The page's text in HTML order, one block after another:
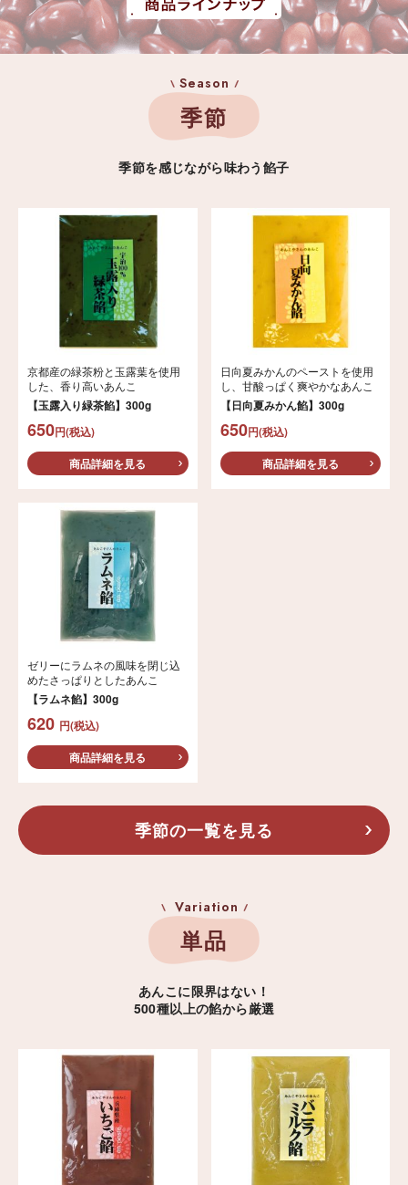
Season
季節
季節を感じながら味わう餡子
【玉露入り緑茶餡】300g
京都産の緑茶粉と玉露葉を使用
した、香り高いあんこ
650円(税込)
商品詳細を見る
【日向夏みかん餡】300g
日向夏みかんのペーストを使用
し、甘酸っぱく爽やかなあんこ
650円(税込)
商品詳細を見る
【ラムネ餡】300g
ゼリーにラムネの風味を閉じ込
めたさっぱりとしたあんこ
620 円(税込)
商品詳細を見る
季節の一覧を見る
Variation
単品
あんこに限界はない！
500種以上の餡から厳選